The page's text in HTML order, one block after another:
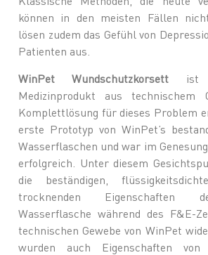
können in den meisten Fällen
lösen zudem das Gefühl von
Patienten aus.
WinPet Wundschutzkorsett
ist
Medizinprodukt aus technischem
Komplettlösung für dieses Problem
erste Prototyp von WinPet’s
Wasserflaschen und war im
erfolgreich. Unter diesem
die beständigen,
trocknenden Eigenschaften
Wasserflasche während des F&E-
technischen Gewebe von WinPet
wurden auch Eigenschaften von